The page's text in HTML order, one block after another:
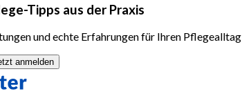
Tipps aus der Praxis
und echte Erfahrungen für Ihren Pflegealltag
anmelden